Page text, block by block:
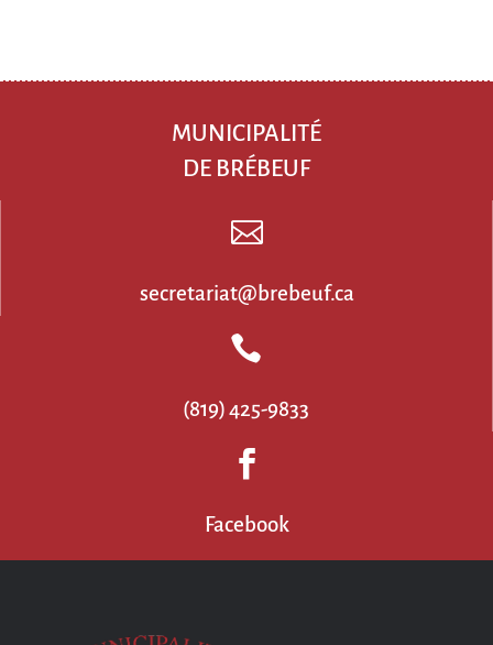
MUNICIPALITÉ
DE BRÉBEUF

secretariat@brebeuf.ca

(819) 425-9833

Facebook